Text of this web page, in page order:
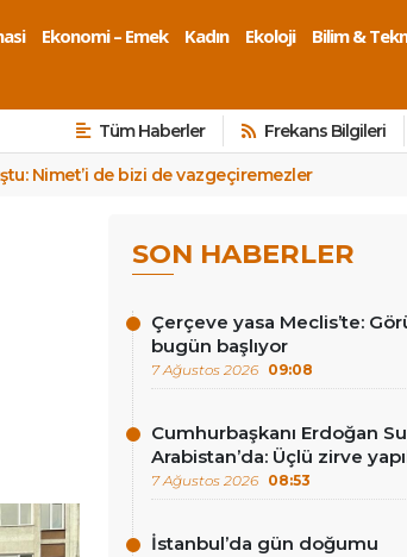
Ekonomi – Emek Kadın Ekoloji
Bilim &
Tüm Haberler Frekans Bilgileri
Nimet’i de bizi de vazgeçiremezler
SON HABERLER
Çerçeve yasa Meclis’te:
bugün başlıyor
7 Ağustos 2026 09:08
Cumhurbaşkanı Erdoğan
Arabistan’da: Üçlü zirve
7 Ağustos 2026 08:53
İstanbul’da gün doğumu